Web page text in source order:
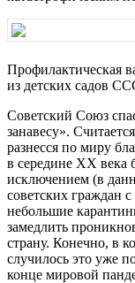
Профилактическая
из детских садов
Советский Союз
занавесу».
разнесся по миру
в середине XX века
исключением (в
советских граждан
небольшие
замедлить
страну. Конечно, в
случилось это уже
конце мировой